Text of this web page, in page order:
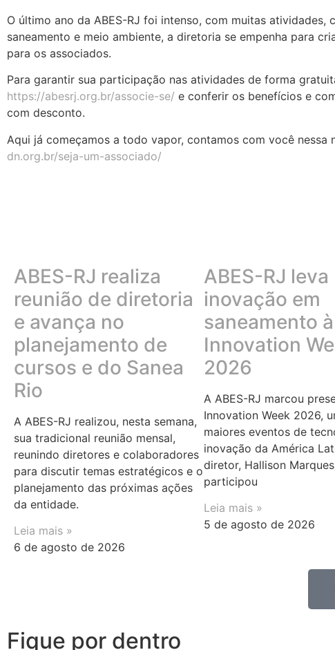
O último ano da ABES-RJ foi intenso, com muitas
saneamento e meio ambiente, a diretoria se empenha para
para os associados.
Para garantir sua participação nas atividades de forma
https://abesrj.org.br/associe-se/ e conferir os benefícios e
com desconto.
Aqui já começamos a todo vapor, contamos com você
dn.org.br/seja-um-associado/
ABES-RJ realiza
reunião de diretoria
e avança no
planejamento de
cursos e do Sanea
Rio
A ABES-RJ realizou, nesta semana,
sua tradicional reunião mensal,
reunindo diretores e colaboradores
para discutir temas estratégicos e o
planejamento das próximas ações
da entidade.
Leia mais »
6 de agosto de 2026
ABES-RJ leva
inovação em
saneamento
Innovation
2026
A ABES-RJ marcou
Innovation Week 2026,
maiores eventos de
inovação da América
diretor, Hallison
participou
Leia mais »
5 de agosto de 2026
Fique por dentro